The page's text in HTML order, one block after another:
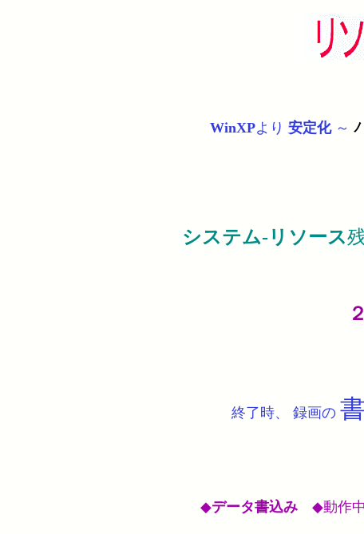
WinXPより 安定化～
システム-リソース
終了時、 録画の
◆データ書込み ◆動作